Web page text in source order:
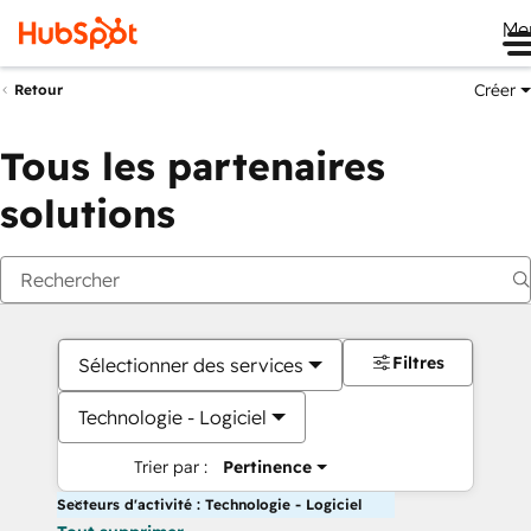
Retour Créer
Tous les partenaires
solutions
Sélectionner des services
Technologie - Logiciel
Trier par : Pertinence
Filtres
Secteurs d'activité : Technologie - Logiciel